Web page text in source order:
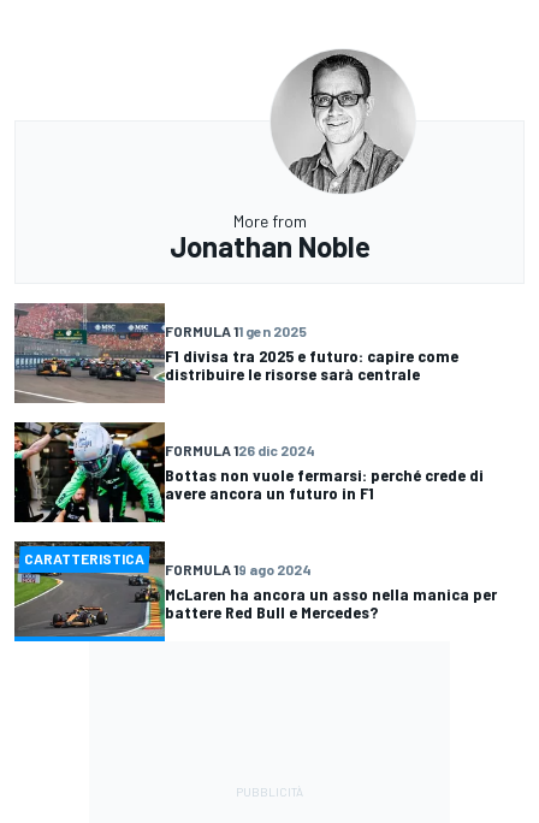
More from
Jonathan Noble
FORMULA 11 gen 2025
F1 divisa tra 2025 e futuro: capire come
distribuire le risorse sarà centrale
FORMULA 126 dic 2024
Bottas non vuole fermarsi: perché crede di
avere ancora un futuro in F1
CARATTERISTICA
FORMULA 19 ago 2024
McLaren ha ancora un asso nella manica per
battere Red Bull e Mercedes?